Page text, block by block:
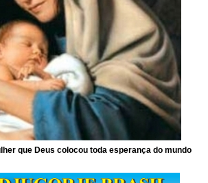
que Deus colocou toda esperança do mundo